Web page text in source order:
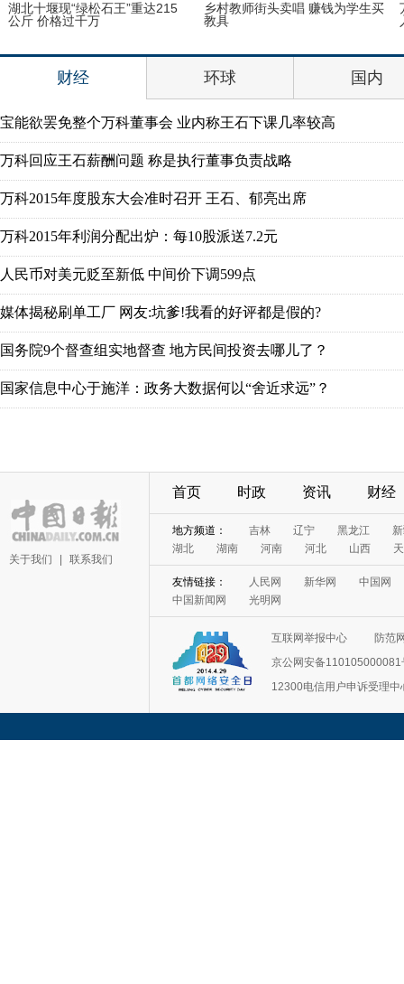
湖北十堰现“绿松石王”重达215
公斤 价格过千万
乡村教师街头卖唱 赚钱为学生买
教具
财经 环球 国内
宝能欲罢免整个万科董事会 业内称王石下课几率较高
万科回应王石薪酬问题 称是执行董事负责战略
万科2015年度股东大会准时召开 王石、郁亮出席
万科2015年利润分配出炉：每10股派送7.2元
人民币对美元贬至新低 中间价下调599点
媒体揭秘刷单工厂 网友:坑爹!我看的好评都是假的?
国务院9个督查组实地督查 地方民间投资去哪儿了？
国家信息中心于施洋：政务大数据何以“舍近求远”？
关于我们 联系我们
首页 时政 资讯 财经
地方频道： 吉林 辽宁 黑龙江
湖北
湖南 河南 河北 山西
友情链接： 人民网 新华网
中国网
中国新闻网
光明网
互联网举报中心
防范
京公网安备110105000081
12300电信用户申诉受理中